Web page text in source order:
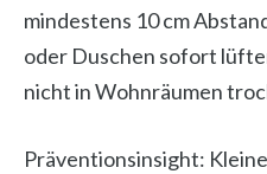
mindestens 10 cm
oder Duschen sofort
nicht in Wohnräumen
Präventionsinsight: